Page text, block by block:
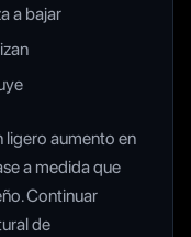
a bajar
ligero aumento en
a medida que
Continuar
de